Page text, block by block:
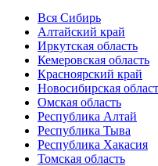
Вся Сибирь
Алтайский край
Иркутская область
Кемеровская область
Красноярский край
Новосибирская
Омская область
Республика Алтай
Республика Тыва
Республика Хакасия
Томская область